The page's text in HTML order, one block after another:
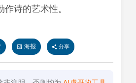
诗的艺术性。
海报 分享